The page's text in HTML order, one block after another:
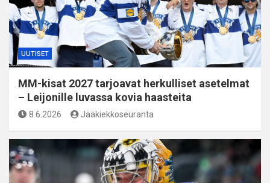
UUTISET
MM-kisat 2027 tarjoavat herkulliset asetelmat
– Leijonille luvassa kovia haasteita
8.6.2026 Jääkiekkoseuranta